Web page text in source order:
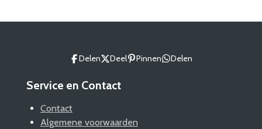
Delen Deel Pinnen Delen
Service en Contact
Contact
Algemene voorwaarden